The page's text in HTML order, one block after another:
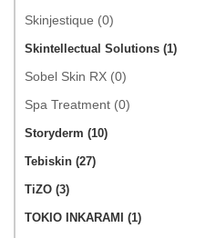
Skinjestique (0)
Skintellectual Solutions (1)
Sobel Skin RX (0)
Spa Treatment (0)
Storyderm (10)
Tebiskin (27)
TiZO (3)
TOKIO INKARAMI (1)